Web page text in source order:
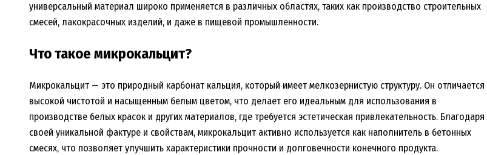
универсальный материал широко применяется в различных областях, таких как производство строительных
смесей, лакокрасочных изделий, и даже в пищевой промышленности.
Что такое микрокальцит?
Микрокальцит — это природный карбонат кальция, который имеет мелкозернистую структуру. Он отличается
высокой чистотой и насыщенным белым цветом, что делает его идеальным для использования в
производстве белых красок и других материалов, где требуется эстетическая привлекательность. Благодаря
своей уникальной фактуре и свойствам, микрокальцит активно используется как наполнитель в бетонных
смесях, что позволяет улучшить характеристики прочности и долговечности конечного продукта.